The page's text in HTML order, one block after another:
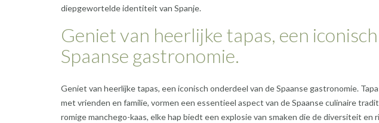
diepgewortelde identiteit van Spanje.
Geniet van heerlijke tapas, een
Spaanse gastronomie.
Geniet van heerlijke tapas, een iconisch onderdeel van de Spaanse gastronomie.
met vrienden en familie, vormen een essentieel aspect van de Spaanse culinaire
romige manchego-kaas, elke hap biedt een explosie van smaken die de diversiteit en